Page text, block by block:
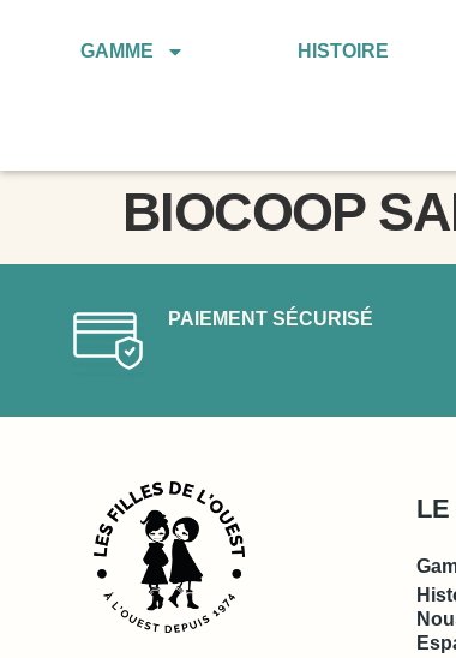
GAMME HISTOIRE
BIOCOOP
PAIEMENT SÉCURISÉ
LE